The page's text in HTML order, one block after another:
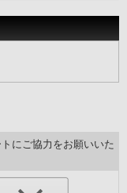
にご協力をお願いいた